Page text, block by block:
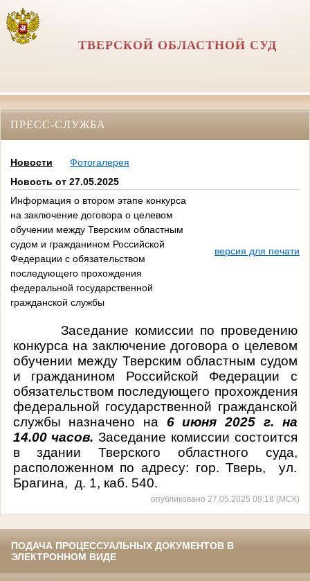
ТВЕРСКОЙ ОБЛАСТНОЙ СУД
ПРЕСС-СЛУЖБА
Новости
Фотогалерея
Новость от 27.05.2025
Информация о втором этапе конкурса
на заключение договора о целевом
обучении между Тверским областным
судом и гражданином Российской
Федерации с обязательством
последующего прохождения
федеральной государственной
гражданской службы
версия для печати
Заседание комиссии по проведению
конкурса на заключение договора о целевом
обучении между Тверским областным судом
и гражданином Российской Федерации с
обязательством последующего прохождения
федеральной государственной гражданской
службы назначено на 6 июня 2025 г. на
14.00 часов. Заседание комиссии состоится
в здании Тверского областного суда,
расположенном по адресу: гор. Тверь, ул.
Брагина, д. 1, каб. 540.
опубликовано 27.05.2025 09:18 (МСК)
ПОДАЧА ПРОЦЕССУАЛЬНЫХ ДОКУМЕНТОВ В
ЭЛЕКТРОННОМ ВИДЕ